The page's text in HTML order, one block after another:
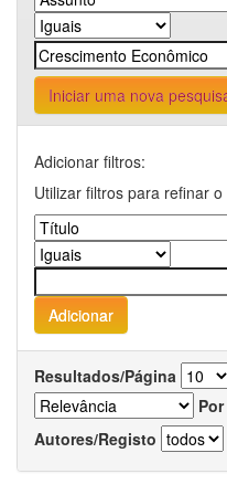
Iniciar uma nova
Adicionar filtros:
Utilizar filtros para refinar
Resultados/Página
Autores/Registo